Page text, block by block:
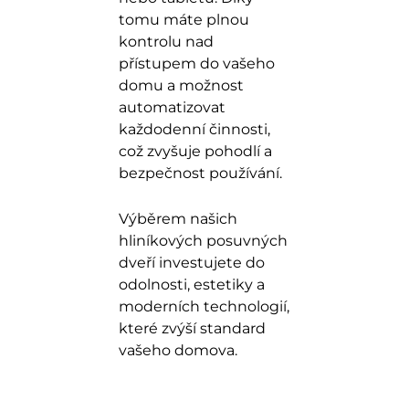
tomu máte plnou
kontrolu nad
přístupem do vašeho
domu a možnost
automatizovat
každodenní činnosti,
což zvyšuje pohodlí a
bezpečnost používání.
Výběrem našich
hliníkových posuvných
dveří investujete do
odolnosti, estetiky a
moderních technologií,
které zvýší standard
vašeho domova.